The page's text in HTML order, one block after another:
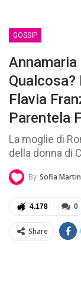
GOSSIP
Annamaria
Flavia
Parentela
La moglie di
della donna di
By Sofia
0
4.178
Share